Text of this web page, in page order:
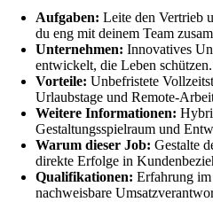
Aufgaben: Leite den Vertrieb
du eng mit deinem Team
Unternehmen: Innovatives
entwickelt, die Leben schützen.
Vorteile: Unbefristete
Urlaubstage und Remote-
Weitere Informationen:
Gestaltungsspielraum und
Warum dieser Job: Gestalte
direkte Erfolge in
Qualifikationen: Erfahrung
nachweisbare